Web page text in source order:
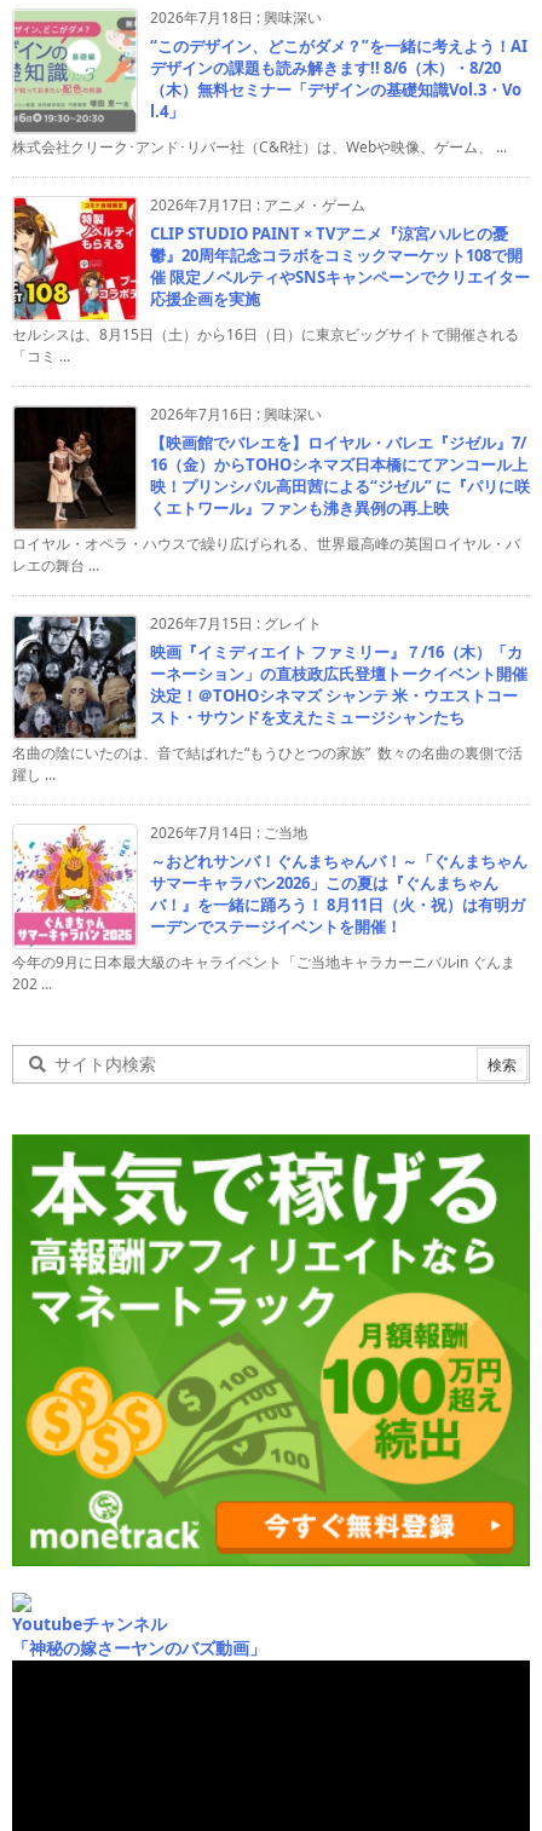
2026年7月18日 :興味深い
“このデザイン、どこがダメ？”を一緒に考えよう！AI
デザインの課題も読み解きます!! 8/6（木）・8/20
（木）無料セミナー「デザインの基礎知識Vol.3・Vo
l.4」
株式会社クリーク･アンド･リバー社（C&R社）は、Webや映像、ゲーム、 ...
2026年7月17日 : アニメ・ゲーム
CLIP STUDIO PAINT × TVアニメ『涼宮ハルヒの憂
鬱』20周年記念コラボをコミックマーケット108で開
催 限定ノベルティやSNSキャンペーンでクリエイター
応援企画を実施
セルシスは、8月15日（土）から16日（日）に東京ビッグサイトで開催される
「コミ ...
2026年7月16日 :興味深い
【映画館でバレエを】ロイヤル・バレエ『ジゼル』7/
16（金）からTOHOシネマズ日本橋にてアンコール上
映！プリンシパル高田茜による“ジゼル” に『パリに咲
くエトワール』ファンも沸き異例の再上映
ロイヤル・オペラ・ハウスで繰り広げられる、世界最高峰の英国ロイヤル・バ
レエの舞台 ...
2026年7月15日 : グレイト
映画『イミディエイト ファミリー』７/16（木）「カ
ーネーション」の直枝政広氏登壇トークイベント開催
決定！＠TOHOシネマズ シャンテ 米・ウエストコー
スト・サウンドを支えたミュージシャンたち
名曲の陰にいたのは、音で結ばれた“もうひとつの家族” 数々の名曲の裏側で活
躍し ...
2026年7月14日 : ご当地
～おどれサンバ！ぐんまちゃんバ！～「ぐんまちゃん
サマーキャラバン2026」この夏は『ぐんまちゃん
バ！』を一緒に踊ろう！ 8月11日（火・祝）は有明ガ
ーデンでステージイベントを開催！
今年の9月に日本最大級のキャライベント「ご当地キャラカーニバルin ぐんま
202 ...
Youtubeチャンネル
「神秘の嫁さーヤンのバズ動画」